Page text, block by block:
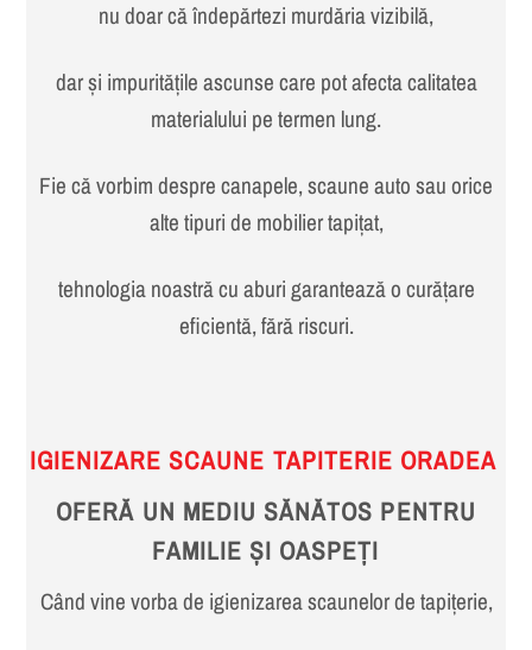
nu doar că îndepărtezi murdăria vizibilă,
dar și impuritățile ascunse care pot afecta calitatea
materialului pe termen lung.
Fie că vorbim despre canapele, scaune auto sau orice
alte tipuri de mobilier tapițat,
tehnologia noastră cu aburi garantează o curățare
eficientă, fără riscuri.
IGIENIZARE SCAUNE TAPITERIE ORADEA
OFERĂ UN MEDIU SĂNĂTOS PENTRU
FAMILIE ȘI OASPEȚI
Când vine vorba de igienizarea scaunelor de tapițerie,